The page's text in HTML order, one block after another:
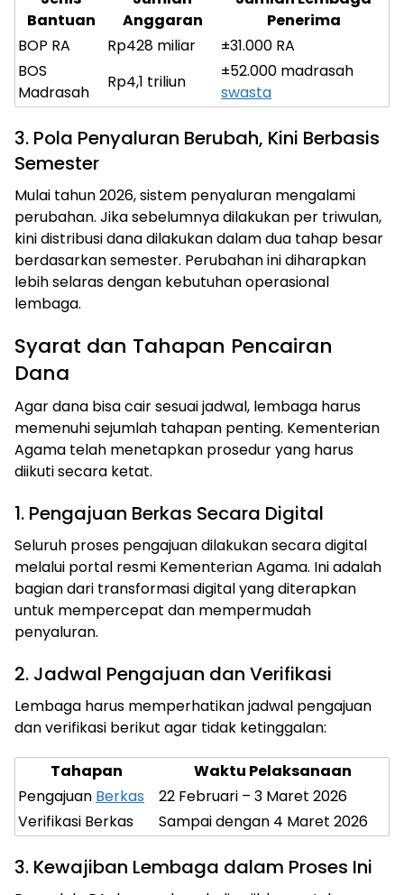
Bantuan
Anggaran
Penerima
BOP RA
Rp428 miliar
±31.000 RA
BOS
Madrasah
Rp4,1 triliun
±52.000 madrasah
swasta
3. Pola Penyaluran Berubah, Kini Berbasis
Semester
Mulai tahun 2026, sistem penyaluran mengalami
perubahan. Jika sebelumnya dilakukan per triwulan,
kini distribusi dana dilakukan dalam dua tahap besar
berdasarkan semester. Perubahan ini diharapkan
lebih selaras dengan kebutuhan operasional
lembaga.
Syarat dan Tahapan Pencairan
Dana
Agar dana bisa cair sesuai jadwal, lembaga harus
memenuhi sejumlah tahapan penting. Kementerian
Agama telah menetapkan prosedur yang harus
diikuti secara ketat.
1. Pengajuan Berkas Secara Digital
Seluruh proses pengajuan dilakukan secara digital
melalui portal resmi Kementerian Agama. Ini adalah
bagian dari transformasi digital yang diterapkan
untuk mempercepat dan mempermudah
penyaluran.
2. Jadwal Pengajuan dan Verifikasi
Lembaga harus memperhatikan jadwal pengajuan
dan verifikasi berikut agar tidak ketinggalan:
Tahapan
Waktu Pelaksanaan
Pengajuan Berkas
22 Februari – 3 Maret 2026
Verifikasi Berkas
Sampai dengan 4 Maret 2026
3. Kewajiban Lembaga dalam Proses Ini